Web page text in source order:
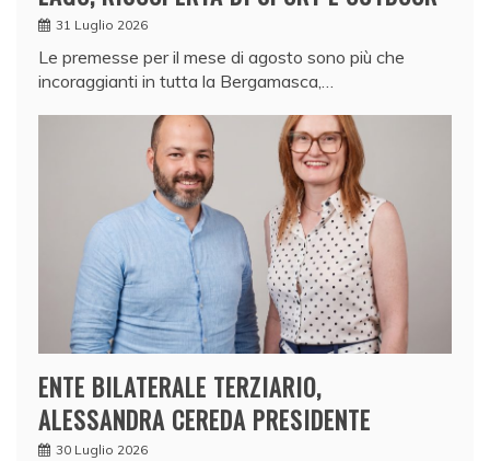
31 Luglio 2026
Le premesse per il mese di agosto sono più che
incoraggianti in tutta la Bergamasca,…
ENTE BILATERALE TERZIARIO,
ALESSANDRA CEREDA PRESIDENTE
30 Luglio 2026